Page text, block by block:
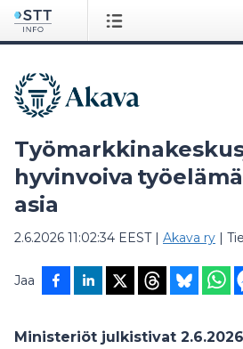
hyvinvoiva
asia
2.6.2026 11:02:34 EEST| Akava ry |
Jaa
Ministeriöt julkistivat